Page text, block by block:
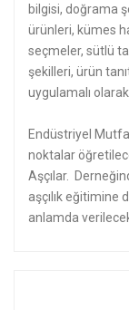
bilgisi, doğrama
ürünleri, kümes
seçmeler, sütlü
şekilleri, ürün
uygulamalı
Endüstriyel
noktalar
Aşçılar.
aşçılık
anlamda